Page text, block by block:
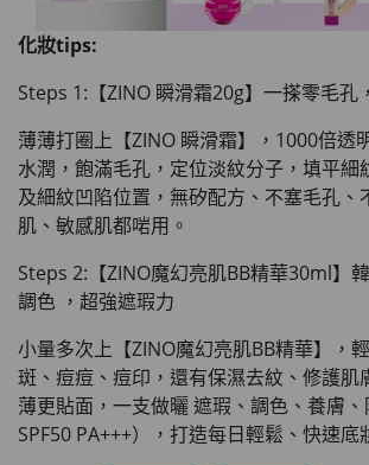
化妝tips:
Steps 1:【ZINO 瞬滑霜20g】一搽零毛孔
薄薄打圈上【ZINO 瞬滑霜】，1000倍透
水潤，飽滿毛孔 ，定位淡紋分子，填平細
及細紋凹陷位置 ，無矽配方、不塞毛孔、
肌、敏感肌都啱用。
Steps 2:【ZINO魔幻亮肌BB精華30ml】
調色 ，超強遮瑕力
小量多次上【ZINO魔幻亮肌BB精華】，
斑、痘痘、痘印，還有保濕去紋、修護肌
薄更貼面 ，一支做曬 遮瑕、調色、養膚
SPF50 PA+++），打造每日輕鬆、快速底